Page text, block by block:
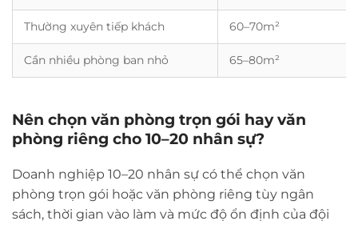
Thường xuyên tiếp khách 60–70m²
Cần nhiều phòng ban nhỏ 65–80m²
Nên chọn văn phòng trọn gói hay văn
phòng riêng cho 10–20 nhân sự?
Doanh nghiệp 10–20 nhân sự có thể chọn văn
phòng trọn gói hoặc văn phòng riêng tùy ngân
sách, thời gian vào làm và mức độ ổn định của đội